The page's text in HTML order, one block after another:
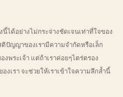
ด้อย่างไม่กระจ่างชัดเจนเท่าที่ใจของ
ติปัญญาของเรามีความจำกัดหรือเล็ก
พระเจ้า แต่ถ้าเราค่อยๆไตร่ตรอง
งเรา จะช่วยให้เราเข้าใจความลึกล้ำนี้